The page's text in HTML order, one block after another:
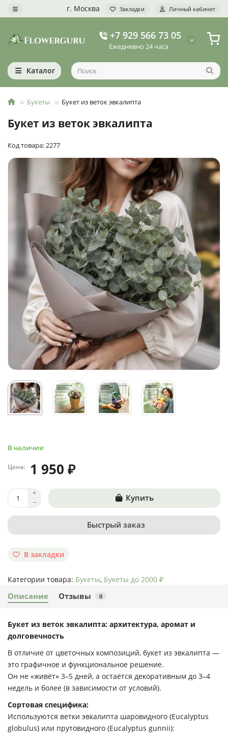
г. Москва Закладки Личный кабинет
+7 929 566 73 05
Ежедневно 24 часа
Каталог
Букеты Букет из веток эвкалипта
Букет из веток эвкалипта
Код товара: 2277
В наличии
Цена: 1 950 ₽
Купить
Быстрый заказ
В закладки
Категории товара: Букеты, Букеты до 2000 ₽
Описание Отзывы 0
Букет из веток эвкалипта: архитектура, аромат и
долговечность
В отличие от цветочных композиций, букет из эвкалипта —
это графичное и функциональное решение.
Он не «живёт» 3–5 дней, а остаётся декоративным до 3–4
недель и более (в зависимости от условий).
Сортовая специфика:
Используются ветки эвкалипта шаровидного (Eucalyptus
globulus) или прутовидного (Eucalyptus gunnii):